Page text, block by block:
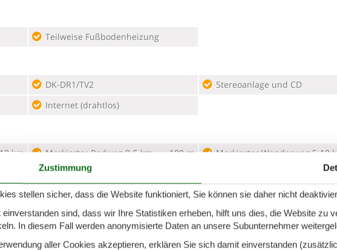
Teilweise Fußbodenheizung
DK-DR1/TV2
Internet (drahtlos)
Stereoanlage und CD
km
m
m
Markierter Radweg 0-5 km
100 m
Markierter Radweg 5-10 km
Markierter Radweg min. 10 km
Markierter Wanderweg 0-5 km
100 m
Markierter Wanderweg 5-10
Markierter Wanderweg min.
Nächstes Restaurant
Zustimmung
stellen sicher, dass die Website funktioniert, Sie können sie daher nicht
einverstanden sind, dass wir Ihre Statistiken erheben, hilft uns dies, die Website zu
In diesem Fall werden anonymisierte Daten an unsere Subunternehmer
aller Cookies akzeptieren, erklären Sie sich damit einverstanden